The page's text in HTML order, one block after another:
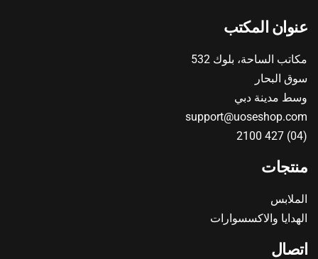
عنوان المكتب
مكاتب الساحة، بلوك 532
سوق البحار
وسط مدينة دبي
support@uoseshop.com
(04) 427 2100
منتجات
الملابس
الهدايا والاكسسوارات
اتصال